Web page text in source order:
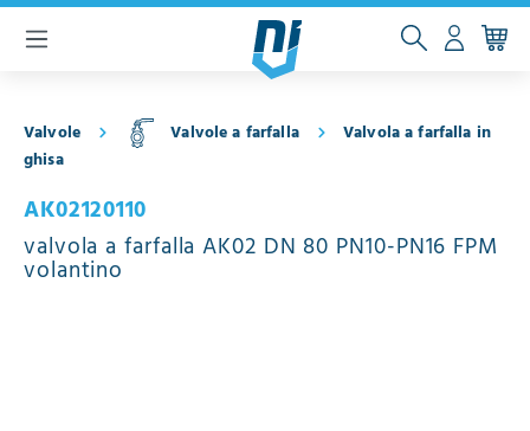
principale
Valvole Valvole a farfalla
Valvola a farfalla in
ghisa
AK02120110
valvola a farfalla AK02 DN 80 PN10-PN16 FPM
volantino